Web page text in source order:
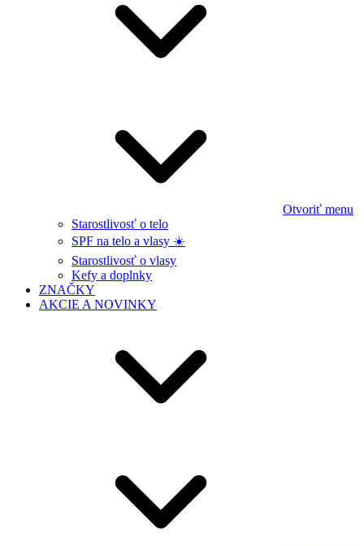
Otvoriť menu
Starostlivosť o telo
SPF na telo a vlasy ☀️
Starostlivosť o vlasy
Kefy a doplnky
ZNAČKY
AKCIE A NOVINKY